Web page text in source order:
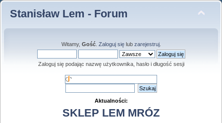
Stanisław Lem - Forum
Witamy, Gość. Zaloguj sięlub zarejestruj.
Zaloguj się podając nazwę użytkownika, hasło i długość sesji
Aktualności:
SKLEP LEM MRÓZ